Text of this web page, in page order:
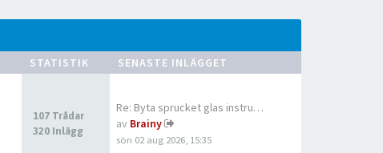
STATISTIK SENASTE INLÄGGET
107 Trådar
320 Inlägg
Re: Byta sprucket glas instru…
av Brainy
sön 02 aug 2026, 15:35